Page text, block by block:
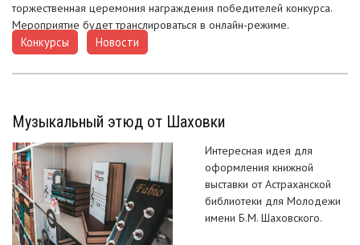
торжественная церемония награждения победителей конкурса.
Мероприятие будет транслироваться в онлайн-режиме.
Конкурсы Новости
Музыкальный этюд от Шаховки
Интересная идея для
оформления книжной
выставки от Астраханской
библиотеки для Молодежи
имени Б.М. Шаховского.